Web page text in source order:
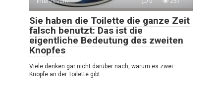
Sie haben die Toilette die ganze Zeit
falsch benutzt: Das ist die
eigentliche Bedeutung des zweiten
Knopfes
Viele denken gar nicht darüber nach, warum es zwei
Knöpfe an der Toilette gibt